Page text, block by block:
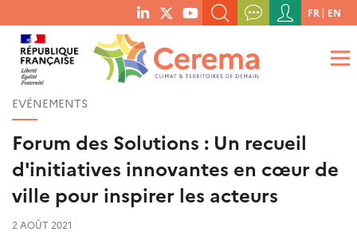
menu
social
links
RECHERCHER UN MOT-CLÉ, UNE PUBLICATION, ETC.
QUE RECHERCHEZ-VOUS ?
Menu
du
compte
de
FR EN
EVÉNEMENTS
Forum des Solutions : Un recueil
d'initiatives innovantes en cœur de
ville pour inspirer les acteurs
2 AOÛT 2021